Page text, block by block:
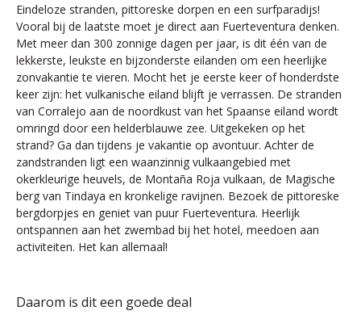
Eindeloze stranden, pittoreske dorpen en een surfparadijs!
Vooral bij de laatste moet je direct aan Fuerteventura denken.
Met meer dan 300 zonnige dagen per jaar, is dit één van de
lekkerste, leukste en bijzonderste eilanden om een heerlijke
zonvakantie te vieren. Mocht het je eerste keer of honderdste
keer zijn: het vulkanische eiland blijft je verrassen. De stranden
van Corralejo aan de noordkust van het Spaanse eiland wordt
omringd door een helderblauwe zee. Uitgekeken op het
strand? Ga dan tijdens je vakantie op avontuur. Achter de
zandstranden ligt een waanzinnig vulkaangebied met
okerkleurige heuvels, de Montaña Roja vulkaan, de Magische
berg van Tindaya en kronkelige ravijnen. Bezoek de pittoreske
bergdorpjes en geniet van puur Fuerteventura. Heerlijk
ontspannen aan het zwembad bij het hotel, meedoen aan
activiteiten. Het kan allemaal!
Daarom is dit een goede deal